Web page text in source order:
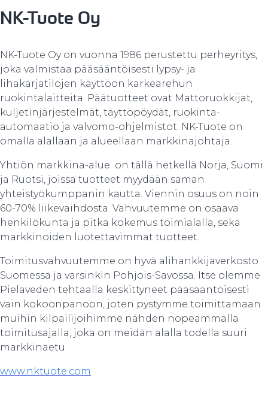
NK-Tuote Oy
NK-Tuote Oy on vuonna 1986 perustettu perheyritys,
joka valmistaa pääsääntöisesti lypsy- ja
lihakarjatilojen käyttöön karkearehun
ruokintalaitteita. Päätuotteet ovat Mattoruokkijat,
kuljetinjärjestelmät, täyttöpöydät, ruokinta-
automaatio ja valvomo-ohjelmistot. NK-Tuote on
omalla alallaan ja alueellaan markkinajohtaja.
Yhtiön markkina-alue on tällä hetkellä Norja, Suomi
ja Ruotsi, joissa tuotteet myydään saman
yhteistyökumppanin kautta. Viennin osuus on noin
60-70% liikevaihdosta. Vahvuutemme on osaava
henkilökunta ja pitkä kokemus toimialalla, sekä
markkinoiden luotettavimmat tuotteet.
Toimitusvahvuutemme on hyvä alihankkijaverkosto
Suomessa ja varsinkin Pohjois-Savossa. Itse olemme
Pielaveden tehtaalla keskittyneet pääsääntöisesti
vain kokoonpanoon, joten pystymme toimittamaan
muihin kilpailijoihimme nähden nopeammalla
toimitusajalla, joka on meidän alalla todella suuri
markkinaetu.
www.nktuote.com